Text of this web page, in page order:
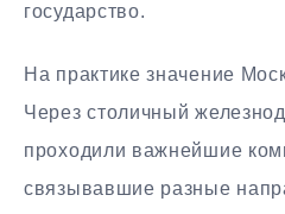
государство.
На практике значение
Через столичный
проходили важнейшие
связывавшие разные